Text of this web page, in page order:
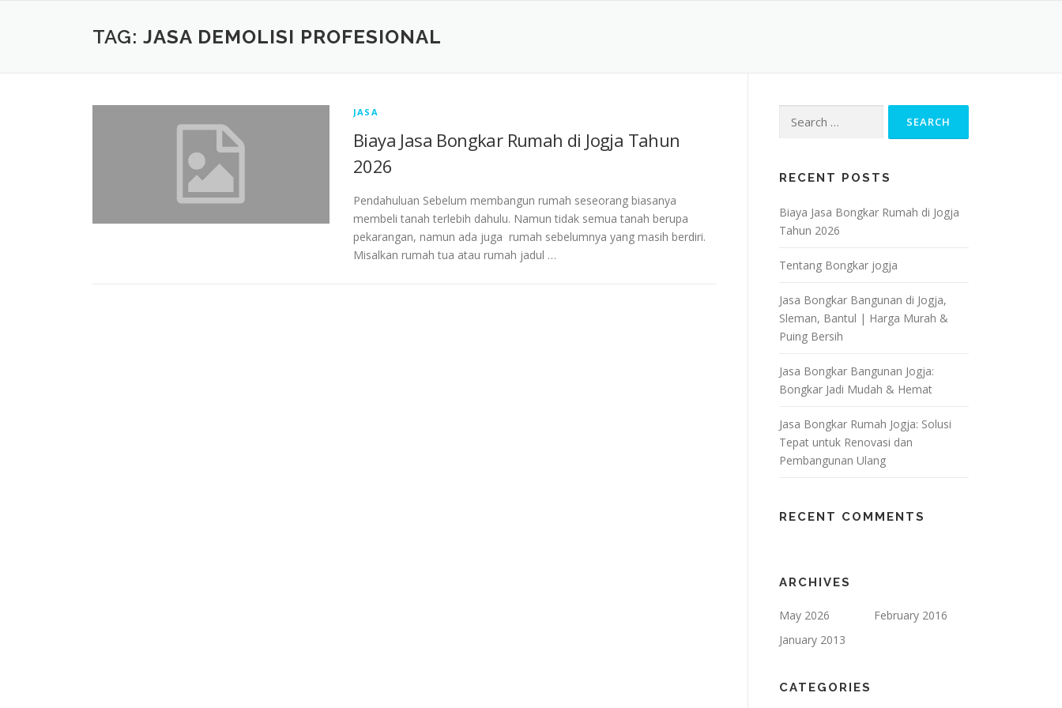
TAG: JASA DEMOLISI PROFESIONAL
JASA
Biaya Jasa Bongkar Rumah di Jogja Tahun
2026
Pendahuluan Sebelum membangun rumah seseorang biasanya
membeli tanah terlebih dahulu. Namun tidak semua tanah berupa
pekarangan, namun ada juga rumah sebelumnya yang masih berdiri.
Misalkan rumah tua atau rumah jadul …
for:
RECENT POSTS
Biaya Jasa Bongkar Rumah di Jogja
Tahun 2026
Tentang Bongkar jogja
Jasa Bongkar Bangunan di Jogja,
Sleman, Bantul | Harga Murah &
Puing Bersih
Jasa Bongkar Bangunan Jogja:
Bongkar Jadi Mudah & Hemat
Jasa Bongkar Rumah Jogja: Solusi
Tepat untuk Renovasi dan
Pembangunan Ulang
RECENT COMMENTS
ARCHIVES
May 2026
February 2016
January 2013
CATEGORIES